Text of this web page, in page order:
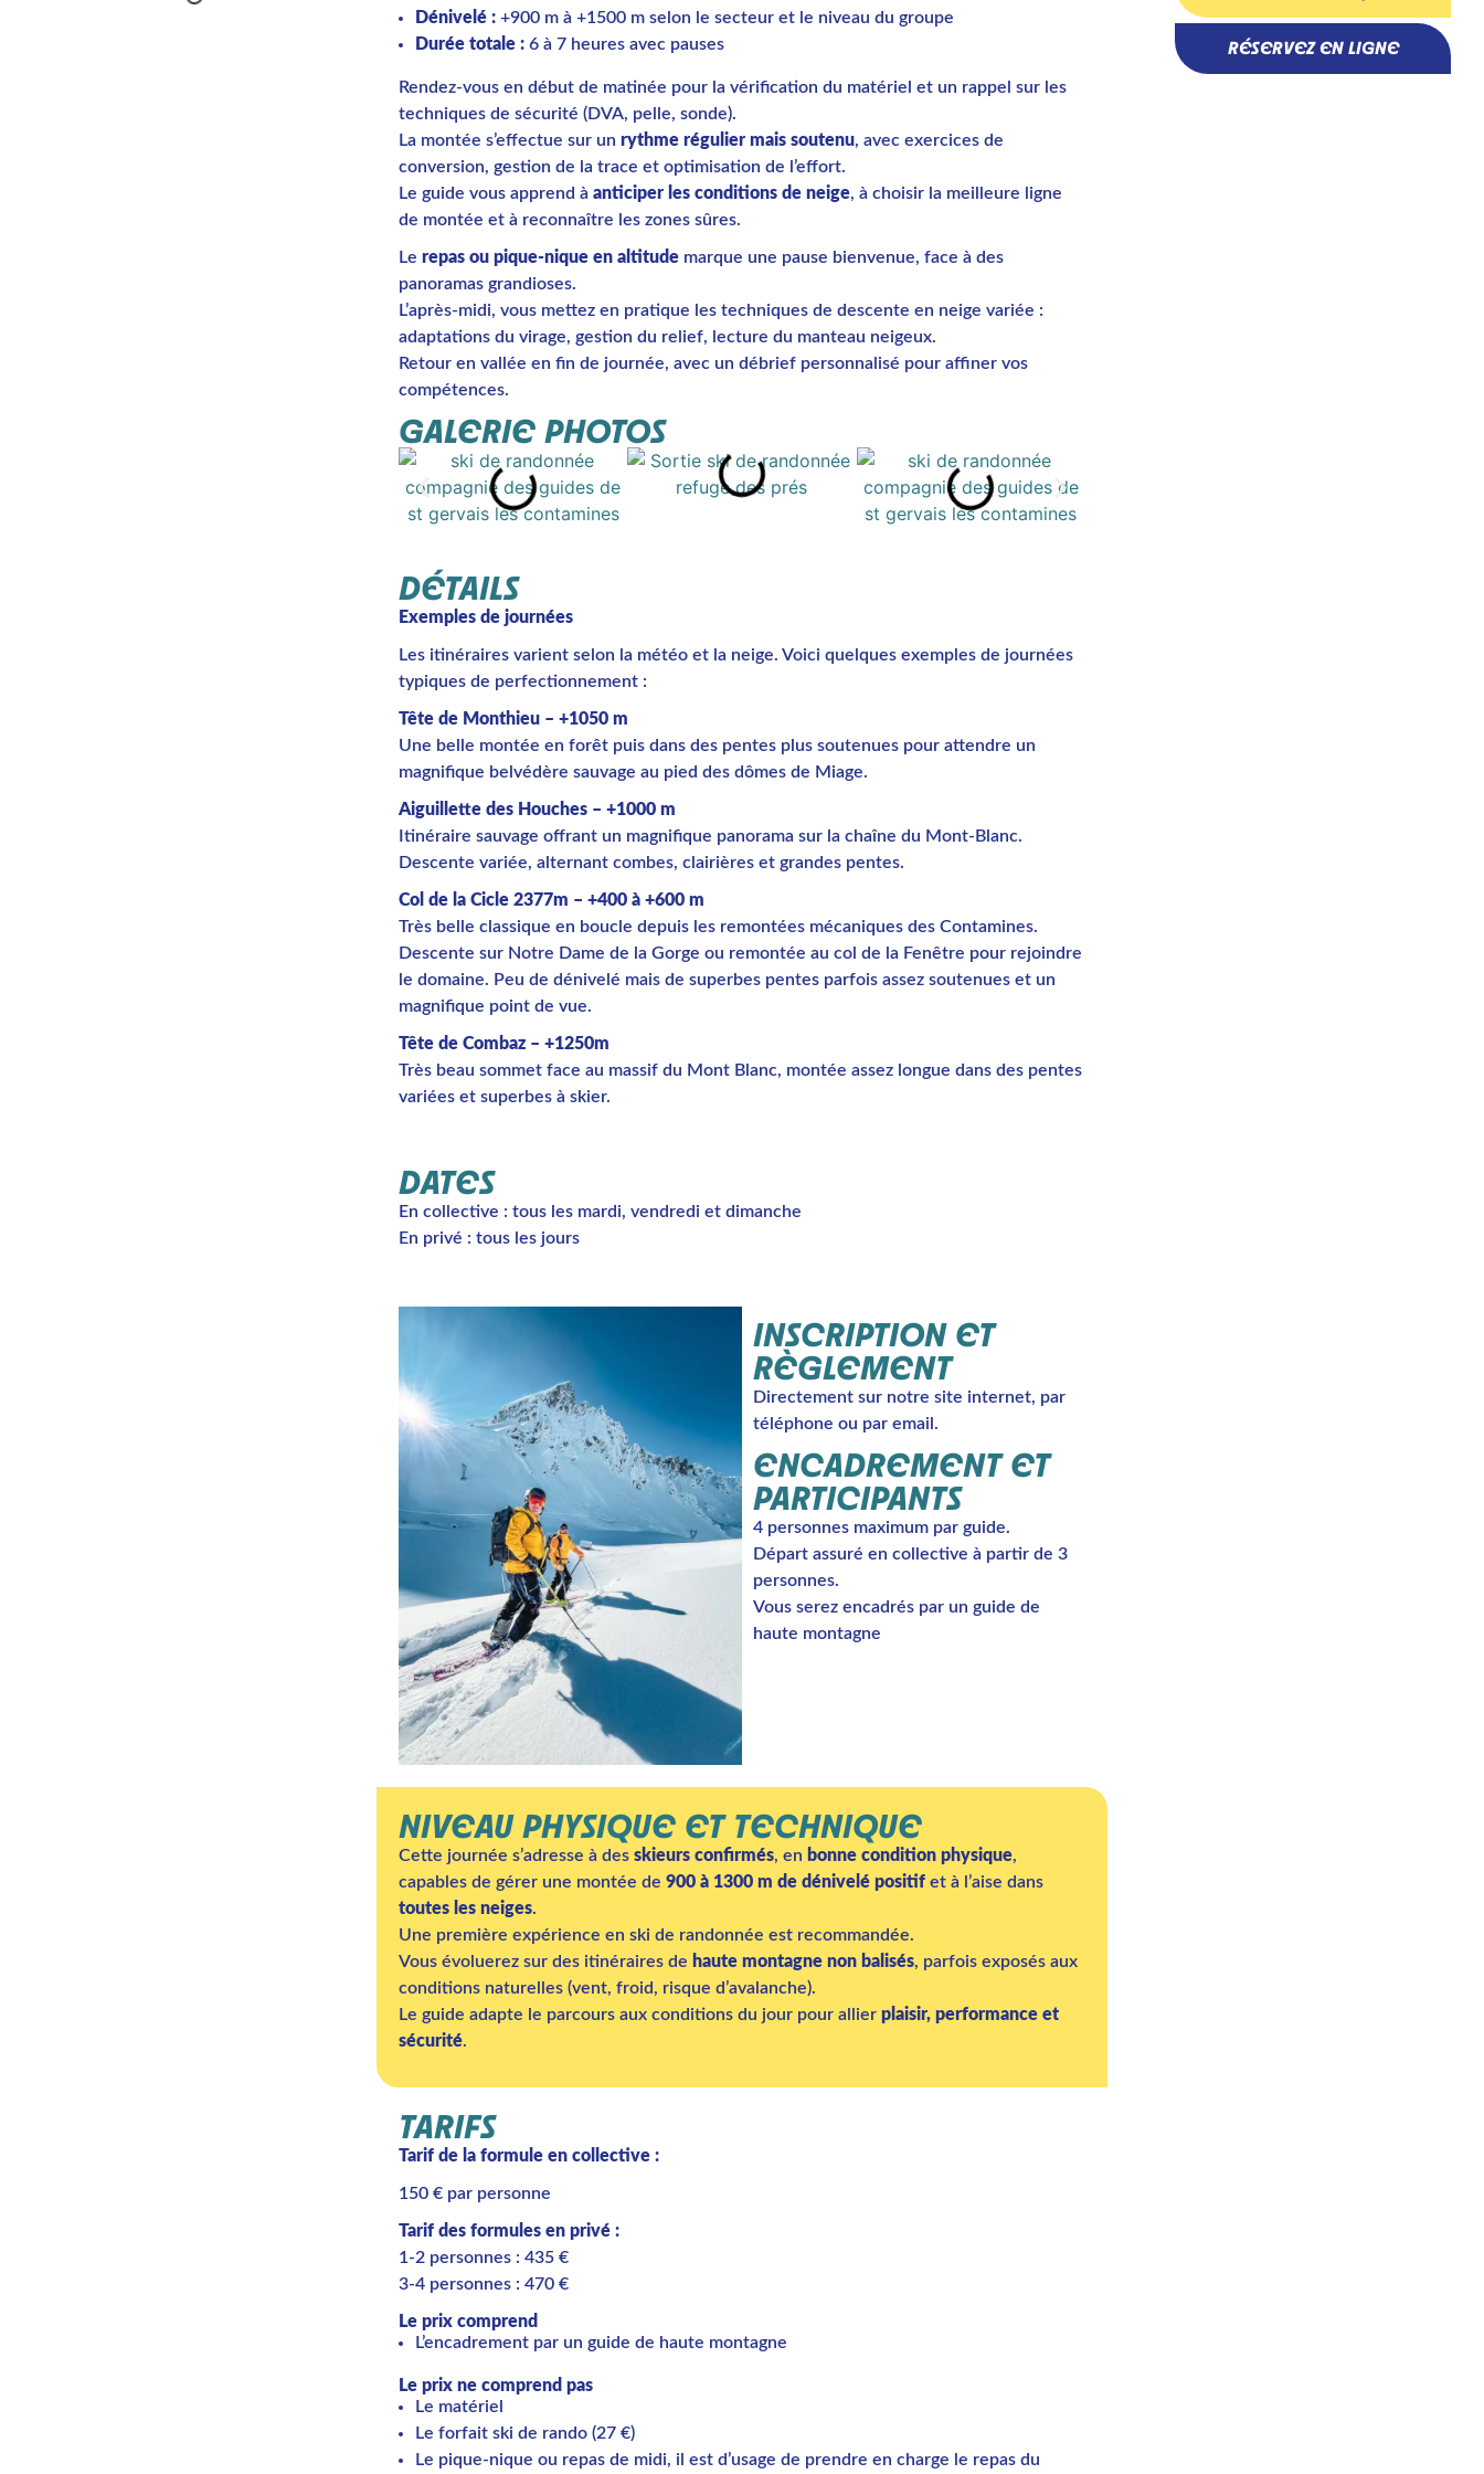
Dénivelé : +900 m à +1500 m selon le secteur et le niveau du groupe
Durée totale : 6 à 7 heures avec pauses
Rendez-vous en début de matinée pour la vérification du matériel et un rappel sur les
techniques de sécurité (DVA, pelle, sonde).
La montée s’effectue sur un rythme régulier mais soutenu, avec exercices de
conversion, gestion de la trace et optimisation de l’effort.
Le guide vous apprend à anticiper les conditions de neige, à choisir la meilleure ligne
de montée et à reconnaître les zones sûres.
Le repas ou pique-nique en altitude marque une pause bienvenue, face à des
panoramas grandioses.
L’après-midi, vous mettez en pratique les techniques de descente en neige variée :
adaptations du virage, gestion du relief, lecture du manteau neigeux.
Retour en vallée en fin de journée, avec un débrief personnalisé pour affiner vos
compétences.
GALERIE PHOTOS
DÉTAILS
Exemples de journées
Les itinéraires varient selon la météo et la neige. Voici quelques exemples de journées
typiques de perfectionnement :
Tête de Monthieu – +1050 m
Une belle montée en forêt puis dans des pentes plus soutenues pour attendre un
magnifique belvédère sauvage au pied des dômes de Miage.
Aiguillette des Houches – +1000 m
Itinéraire sauvage offrant un magnifique panorama sur la chaîne du Mont-Blanc.
Descente variée, alternant combes, clairières et grandes pentes.
Col de la Cicle 2377m – +400 à +600 m
Très belle classique en boucle depuis les remontées mécaniques des Contamines.
Descente sur Notre Dame de la Gorge ou remontée au col de la Fenêtre pour rejoindre
le domaine. Peu de dénivelé mais de superbes pentes parfois assez soutenues et un
magnifique point de vue.
Tête de Combaz – +1250m
Très beau sommet face au massif du Mont Blanc, montée assez longue dans des pentes
variées et superbes à skier.
DATES
En collective : tous les mardi, vendredi et dimanche
En privé : tous les jours
INSCRIPTION ET
RÈGLEMENT
Directement sur notre site internet, par
téléphone ou par email.
ENCADREMENT ET
PARTICIPANTS
4 personnes maximum par guide.
Départ assuré en collective à partir de 3
personnes.
Vous serez encadrés par un guide de
haute montagne
NIVEAU PHYSIQUE ET TECHNIQUE
Cette journée s’adresse à des skieurs confirmés, en bonne condition physique,
capables de gérer une montée de 900 à 1300 m de dénivelé positif et à l’aise dans
toutes les neiges.
Une première expérience en ski de randonnée est recommandée.
Vous évoluerez sur des itinéraires de haute montagne non balisés, parfois exposés aux
conditions naturelles (vent, froid, risque d’avalanche).
Le guide adapte le parcours aux conditions du jour pour allier plaisir, performance et
sécurité.
TARIFS
Tarif de la formule en collective :
150 € par personne
Tarif des formules en privé :
1-2 personnes : 435 €
3-4 personnes : 470 €
Le prix comprend
L’encadrement par un guide de haute montagne
Le prix ne comprend pas
Le matériel
Le forfait ski de rando (27 €)
Le pique-nique ou repas de midi, il est d’usage de prendre en charge le repas du
RÉSERVEZ EN LIGNE